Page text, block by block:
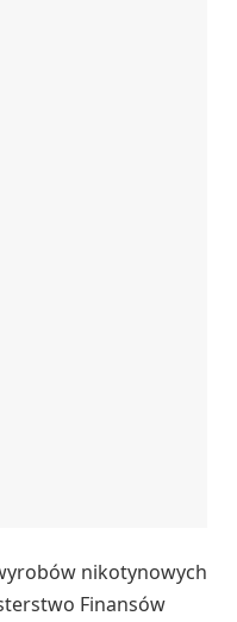
nikotynowych
Finansów